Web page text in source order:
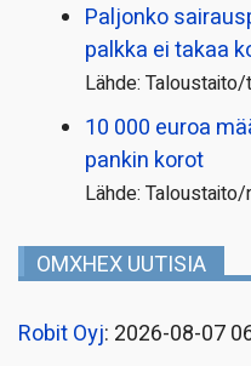
Paljonko
palkka ei takaa
Lähde:
10 000 euroa
pankin korot
Lähde: Taloustaito/
OMXHEX UUTISIA
Robit Oyj: 2026-08-07